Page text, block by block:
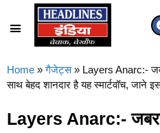
Home » गैजेट्स » Layers Anarc:-
साथ बेहद शानदार है यह स्मार्टवॉच, जाने
Layers Anarc:-